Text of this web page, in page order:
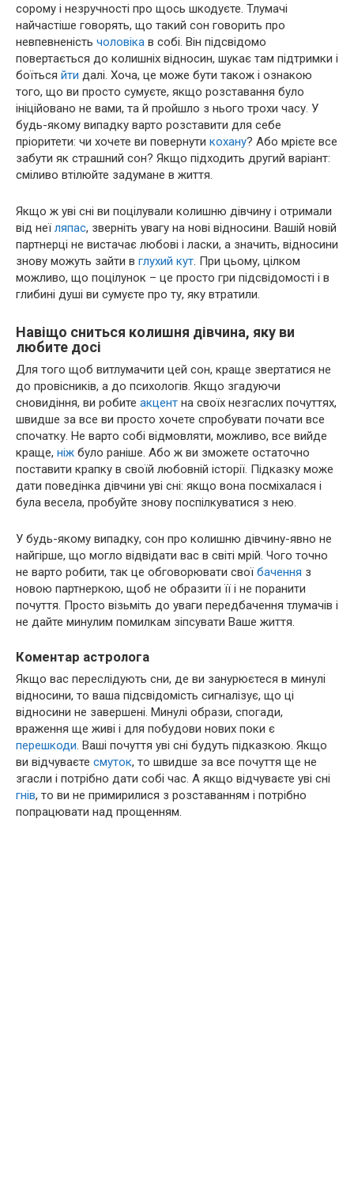
сорому і незручності про щось шкодуєте. Тлумачі
найчастіше говорять, що такий сон говорить про
невпевненість чоловіка в собі. Він підсвідомо
повертається до колишніх відносин, шукає там підтримки і
боїться йти далі. Хоча, це може бути також і ознакою
того, що ви просто сумуєте, якщо розставання було
ініційовано не вами, та й пройшло з нього трохи часу. У
будь-якому випадку варто розставити для себе
пріоритети: чи хочете ви повернути кохану? Або мрієте все
забути як страшний сон? Якщо підходить другий варіант:
сміливо втілюйте задумане в життя.
Якщо ж уві сні ви поцілували колишню дівчину і отримали
від неї ляпас, зверніть увагу на нові відносини. Вашій новій
партнерці не вистачає любові і ласки, а значить, відносини
знову можуть зайти в глухий кут. При цьому, цілком
можливо, що поцілунок – це просто гри підсвідомості і в
глибині душі ви сумуєте про ту, яку втратили.
Навіщо сниться колишня дівчина, яку ви
любите досі
Для того щоб витлумачити цей сон, краще звертатися не
до провісників, а до психологів. Якщо згадуючи
сновидіння, ви робите акцент на своїх незгаслих почуттях,
швидше за все ви просто хочете спробувати почати все
спочатку. Не варто собі відмовляти, можливо, все вийде
краще, ніж було раніше. Або ж ви зможете остаточно
поставити крапку в своїй любовній історії. Підказку може
дати поведінка дівчини уві сні: якщо вона посміхалася і
була весела, пробуйте знову поспілкуватися з нею.
У будь-якому випадку, сон про колишню дівчину-явно не
найгірше, що могло відвідати вас в світі мрій. Чого точно
не варто робити, так це обговорювати свої бачення з
новою партнеркою, щоб не образити її і не поранити
почуття. Просто візьміть до уваги передбачення тлумачів і
не дайте минулим помилкам зіпсувати Ваше життя.
Коментар астролога
Якщо вас переслідують сни, де ви занурюєтеся в минулі
відносини, то ваша підсвідомість сигналізує, що ці
відносини не завершені. Минулі образи, спогади,
враження ще живі і для побудови нових поки є
перешкоди. Ваші почуття уві сні будуть підказкою. Якщо
ви відчуваєте смуток, то швидше за все почуття ще не
згасли і потрібно дати собі час. А якщо відчуваєте уві сні
гнів, то ви не примирилися з розставанням і потрібно
попрацювати над прощенням.